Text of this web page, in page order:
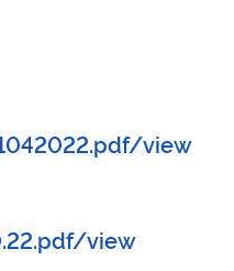
view
view